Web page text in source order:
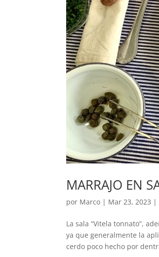
MARRAJO EN
por Marco | Mar 23, 2023 |
La sala “Vitela tonnato”,
ya que generalmente la
cerdo poco hecho por